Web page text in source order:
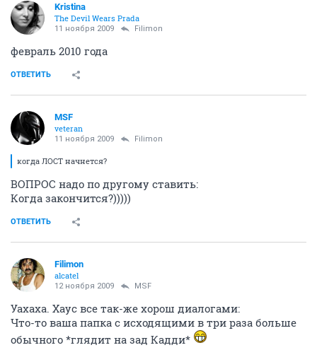
Kristina
The Devil Wears Prada
11 ноября 2009 Filimon
февраль 2010 года
ОТВЕТИТЬ
MSF
veteran
11 ноября 2009 Filimon
когда ЛОСТ начнется?
ВОПРОС надо по другому ставить:
Когда закончится?)))))
ОТВЕТИТЬ
Filimon
alcatel
12 ноября 2009 MSF
Уахаха. Хаус все так-же хорош диалогами:
Что-то ваша папка с исходящими в три раза больше
обычного *глядит на зад Кадди*